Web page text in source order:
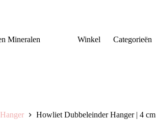
Mineralen
Winkel Categorieën
Howliet Dubbeleinder Hanger | 4 cm